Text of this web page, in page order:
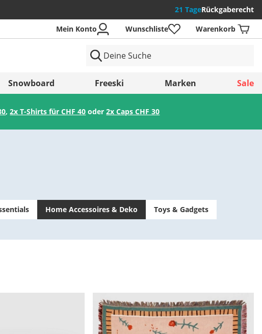
21 TageRückgaberecht
Speichern
Mein Konto Wunschliste Warenkorb
Snowboard Freeski Marken Sale
,2x T-Shirts für CHF 40 oder2x Caps CHF 30
Home Accessoires & Deko Toys & Gadgets